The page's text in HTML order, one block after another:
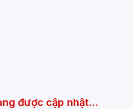
được cập nhật...